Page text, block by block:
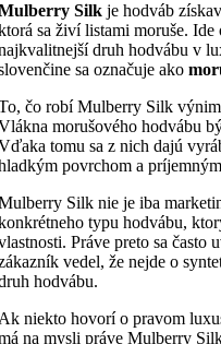
Silk je hodváb
sa živí listami moruše.
druh hodvábu v
sa označuje ako
čo robí Mulberry Silk
morušového hodvábu
tomu sa z nich dajú
povrchom a
Silk nie je iba
typu hodvábu,
Práve preto sa
vedel, že nejde o
hodvábu.
niekto hovorí o pravom
na mysli práve Mulberry